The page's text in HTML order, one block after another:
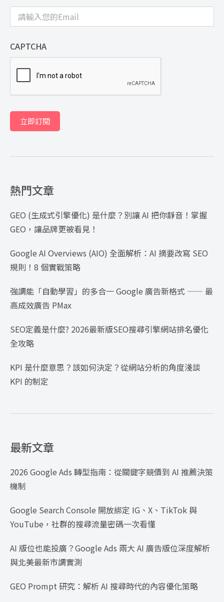
CAPTCHA
立即訂閱
熱門文章
GEO (生成式引擎優化) 是什麼？別讓 AI 把你靜音！掌握
GEO，讓品牌更被看見！
Google AI Overviews (AIO) 全面解析：AI 摘要改寫 SEO
規則！8 個實戰策略
強調能「自動學習」的多合一 Google 廣告新格式 —— 最
高成效廣告 PMax
SEO定義是什麼? 2026最新版SEO搜尋引擎網站排名優化
全攻略
KPI 是什麼意思？該如何決定？從網站分析的角度淺談
KPI 的制定
最新文章
2026 Google Ads 轉型指南：從關鍵字競價到 AI 推薦決策
機制
Google Search Console 開放綁定 IG、X、TikTok 與
YouTube，社群的搜尋流量密碼一次看懂
AI 版位也能投廣？Google Ads 兩大 AI 廣告版位深度解析
與北美最新市調實測
GEO Prompt 研究：解析 AI 搜尋時代的內容優化策略